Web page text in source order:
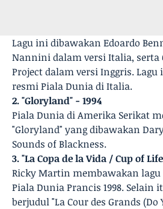
Lagu ini dibawakan Edoardo
Nannini dalam versi Italia, serta
Project dalam versi Inggris.
resmi Piala Dunia di Italia.
2. "Gloryland" - 1994
Piala Dunia di Amerika Serikat
"Gloryland" yang dibawakan
Sounds of Blackness.
3. "La Copa de la Vida / Cup of
Ricky Martin membawakan
Piala Dunia Prancis 1998. Selain
berjudul "La Cour des Grands